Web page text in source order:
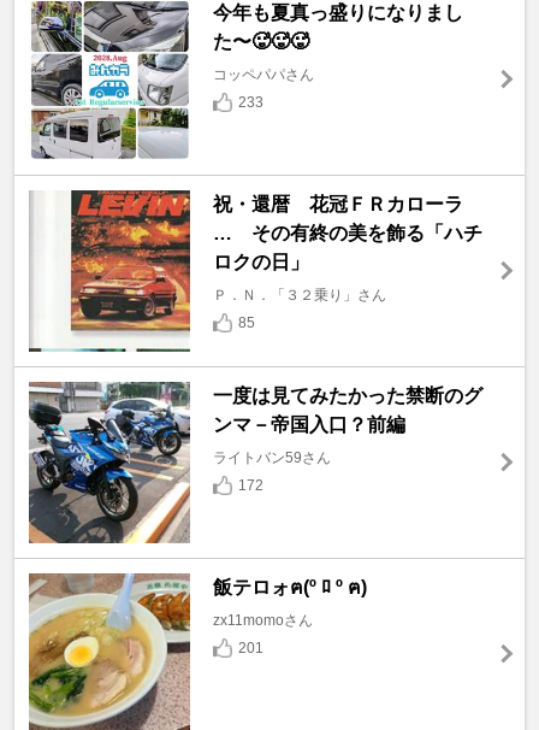
今年も夏真っ盛りになりまし
た〜🥵🥵🥵
コッペパパさん
233
祝・還暦 花冠ＦＲカローラ
… その有終の美を飾る「ハチ
ロクの日」
Ｐ．Ｎ．「３２乗り」さん
85
一度は見てみたかった禁断のグ
ンマ－帝国入口？前編
ライトバン59さん
172
飯テロォฅ(º ﾛ º ฅ)
zx11momoさん
201